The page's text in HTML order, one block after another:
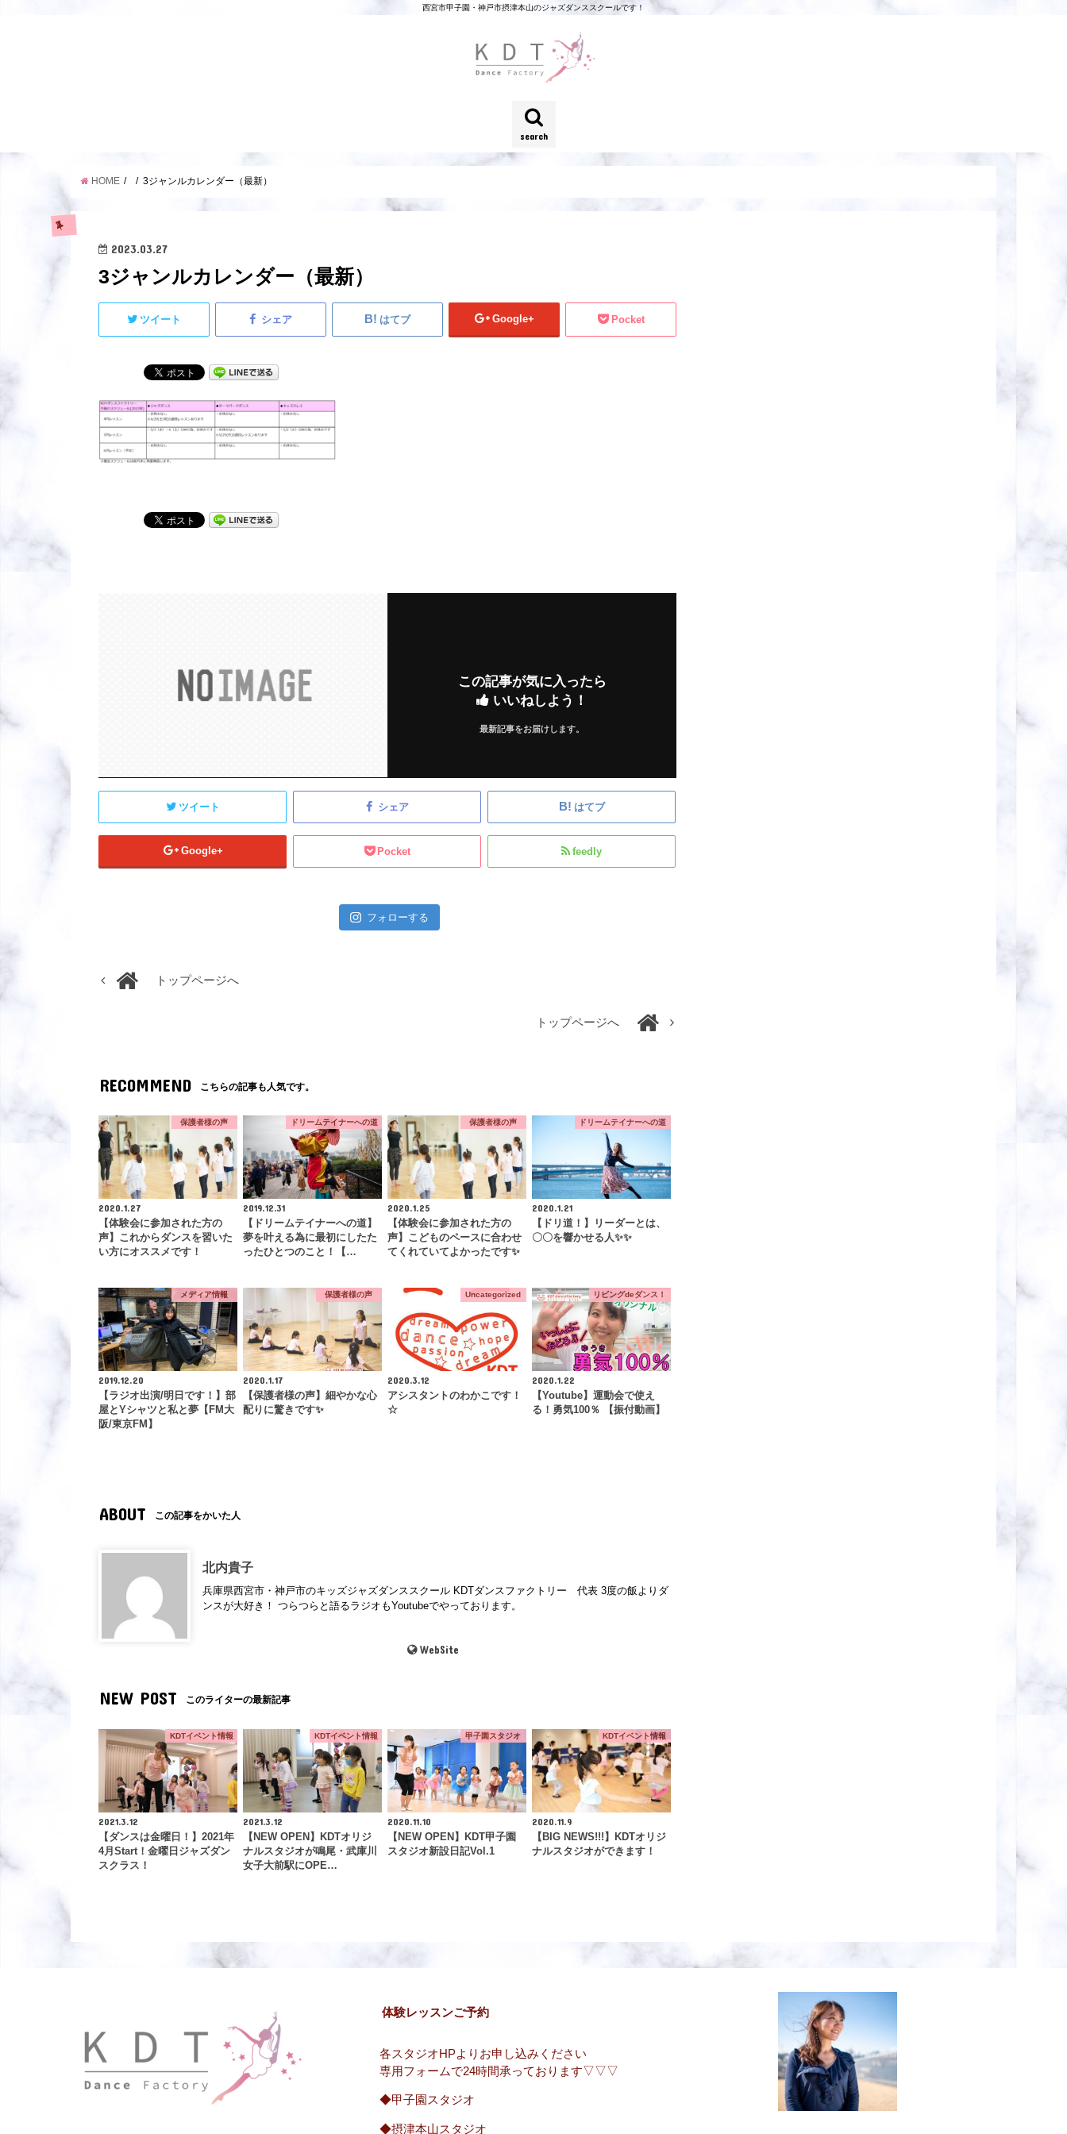
西宮市甲子園・神戸市摂津本山のジャズダンススクールです！
search
HOME 3ジャンルカレンダー（最新）
2023.03.27
3ジャンルカレンダー（最新）
ツイート シェア はてブ Google+ Pocket
この記事が気に入ったら
いいねしよう！
最新記事をお届けします。
ツイート シェア はてブ
Google+ Pocket feedly
フォローする
トップページへ
トップページへ
RECOMMEND こちらの記事も人気です。
保護者様の声
2020.1.27
【体験会に参加された方の
声】これからダンスを習いた
い方にオススメです！
ドリームテイナーへの道
2019.12.31
【ドリームテイナーへの道】
夢を叶える為に最初にしたた
ったひとつのこと！【…
保護者様の声
2020.1.25
【体験会に参加された方の
声】こどものペースに合わせ
てくれていてよかったです✨
ドリームテイナーへの道
2020.1.21
【ドリ道！】リーダーとは、
〇〇を響かせる人✨✨
メディア情報
2019.12.20
【ラジオ出演/明日です！】部
屋とYシャツと私と夢【FM大
阪/東京FM】
保護者様の声
2020.1.17
【保護者様の声】細やかな心
配りに驚きです✨
Uncategorized
2020.3.12
アシスタントのわかこです！
☆
リビングdeダンス！
2020.1.22
【Youtube】運動会で使え
る！勇気100％ 【振付動画】
ABOUT この記事をかいた人
北内貴子
兵庫県西宮市・神戸市のキッズジャズダンススクール KDTダンスファクトリー 代表 3度の飯よりダ
ンスが大好き！ つらつらと語るラジオもYoutubeでやっております。
WebSite
NEW POST このライターの最新記事
KDTイベント情報
2021.3.12
【ダンスは金曜日！】2021年
4月Start！金曜日ジャズダン
スクラス！
KDTイベント情報
2021.3.12
【NEW OPEN】KDTオリジ
ナルスタジオが鳴尾・武庫川
女子大前駅にOPE…
甲子園スタジオ
2020.11.10
【NEW OPEN】KDT甲子園
スタジオ新設日記Vol.1
KDTイベント情報
2020.11.9
【BIG NEWS!!!】KDTオリジ
ナルスタジオができます！
体験レッスンご予約
各スタジオHPよりお申し込みください
専用フォームで24時間承っております▽▽▽
◆甲子園スタジオ
◆摂津本山スタジオ